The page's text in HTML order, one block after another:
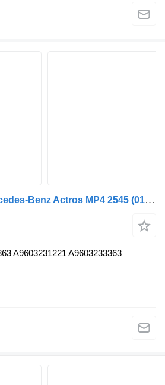
Stabilizačná tyč Mercedes-Benz Actros MP4 2545 (01.13-) A9603231863 na ťahača Mercedes-Benz Actros MP4 Antos Arocs (2012-)
A9603231221 A9603233363